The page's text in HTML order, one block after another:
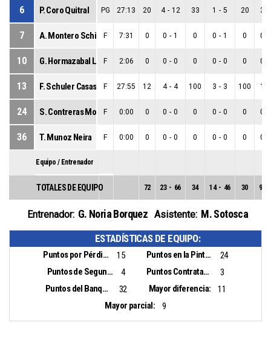
6 P. Coro Quitral PG 27:13 20 4 - 12 33 1 - 5 20 3
7 A. Montero Schiavoni
F 7:31 0 0 - 1 0 0 - 1 0 0
10 G. Hormazabal Lara
F 2:06 0 0 - 0 0 0 - 0 0 0
13 F. Schuler Casas F 27:55 12 4 - 4 100 3 - 3 100 1
24 S. Contreras Molina
F 0:00 0 0 - 0 0 0 - 0 0 0
36 T. Munoz Neira F 0:00 0 0 - 0 0 0 - 0 0 0
Equipo / Entrenador
TOTALES DE EQUIPO 72 23 - 66 34 14 - 46 30 9
Entrenador: G. Noria Borquez Asistente: M. Sotosca
ESTADÍSTICAS DE EQUIPO:
Puntos por Pérdidas: 15 Puntos en la Pintura:
24
Puntos de Segunda Oportunidad:
4 Puntos Contrataque:
3
Puntos del Banquillo:
32 Mayor diferencia:
11
Mayor parcial:
9